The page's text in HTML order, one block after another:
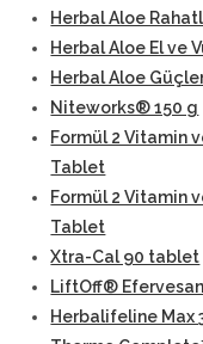
Herbal Aloe
Herbal Aloe El ve
Herbal Aloe
Niteworks® 150 g
Formül 2 Vitamin
Tablet
Formül 2 Vitamin
Tablet
Xtra-Cal 90 tablet
LiftOff®
Herbalifeline Max